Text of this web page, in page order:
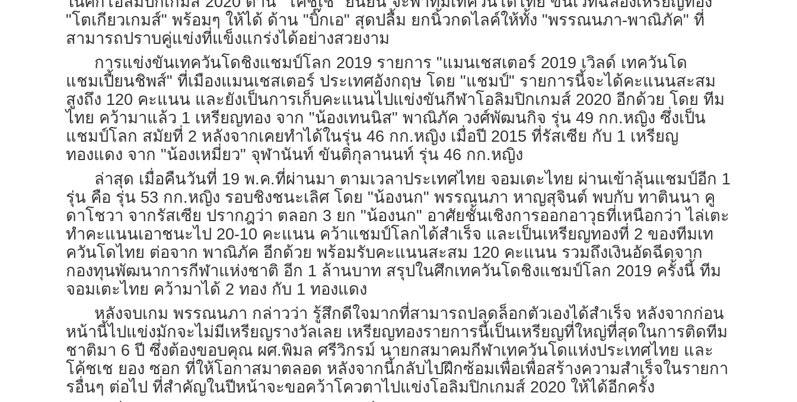
"โตเกียวเกมส์" พร้อมๆ ให้ได้ ด้าน "บิ๊กเอ" สุดปลื้ม ยกนิ้วกดไลค์ให้ทั้ง "พรรณนภา-พาณิภัค" ที่
สามารถปราบคู่แข่งที่แข็งแกร่งได้อย่างสวยงาม
การแข่งขันเทควันโดชิงแชมป์โลก 2019 รายการ "แมนเชสเตอร์ 2019 เวิลด์ เทควันโด
แชมเปี้ยนชิพส์" ที่เมืองแมนเชสเตอร์ ประเทศอังกฤษ โดย "แชมป์" รายการนี้จะได้คะแนนสะสม
สูงถึง 120 คะแนน และยังเป็นการเก็บคะแนนไปแข่งขันกีฬาโอลิมปิกเกมส์ 2020 อีกด้วย โดย ทีม
ไทย คว้ามาแล้ว 1 เหรียญทอง จาก "น้องเทนนิส" พาณิภัค วงศ์พัฒนกิจ รุ่น 49 กก.หญิง ซึ่งเป็น
แชมป์โลก สมัยที่ 2 หลังจากเคยทำได้ในรุ่น 46 กก.หญิง เมื่อปี 2015 ที่รัสเซีย กับ 1 เหรียญ
ทองแดง จาก "น้องเหมี่ยว" จุฬานันท์ ขันติกุลานนท์ รุ่น 46 กก.หญิง
ล่าสุด เมื่อคืนวันที่ 19 พ.ค.ที่ผ่านมา ตามเวลาประเทศไทย จอมเตะไทย ผ่านเข้าลุ้นแชมป์อีก 1
รุ่น คือ รุ่น 53 กก.หญิง รอบชิงชนะเลิศ โดย "น้องนก" พรรณนภา หาญสุจินต์ พบกับ ทาตินนา คู
ดาโชวา จากรัสเซีย ปรากฎว่า ตลอก 3 ยก "น้องนก" อาศัยชั้นเชิงการออกอาวุธที่เหนือกว่า ไล่เตะ
ทำคะแนนเอาชนะไป 20-10 คะแนน คว้าแชมป์โลกได้สำเร็จ และเป็นเหรียญทองที่ 2 ของทีมเท
ควันโดไทย ต่อจาก พาณิภัค อีกด้วย พร้อมรับคะแนนสะสม 120 คะแนน รวมถึงเงินอัดฉีดจาก
กองทุนพัฒนาการกีฬาแห่งชาติ อีก 1 ล้านบาท สรุปในศึกเทควันโดชิงแชมป์โลก 2019 ครั้งนี้ ทีม
จอมเตะไทย คว้ามาได้ 2 ทอง กับ 1 ทองแดง
หลังจบเกม พรรณนภา กล่าวว่า รู้สึกดีใจมากที่สามารถปลดล็อกตัวเองได้สำเร็จ หลังจากก่อน
หน้านี้ไปแข่งมักจะไม่มีเหรียญรางวัลเลย เหรียญทองรายการนี้เป็นเหรียญที่ใหญ่ที่สุดในการติดทีม
ชาติมา 6 ปี ซึ่งต้องขอบคุณ ผศ.พิมล ศรีวิกรม์ นายกสมาคมกีฬาเทควันโดแห่งประเทศไทย และ
โค้ชเช ยอง ซอก ที่ให้โอกาสมาตลอด หลังจากนี้กลับไปฝึกซ้อมเพื่อเพื่อสร้างความสำเร็จในรายกา
รอื่นๆ ต่อไป ที่สำคัญในปีหน้าจะขอคว้าโควตาไปแข่งโอลิมปิกเกมส์ 2020 ให้ได้อีกครั้ง